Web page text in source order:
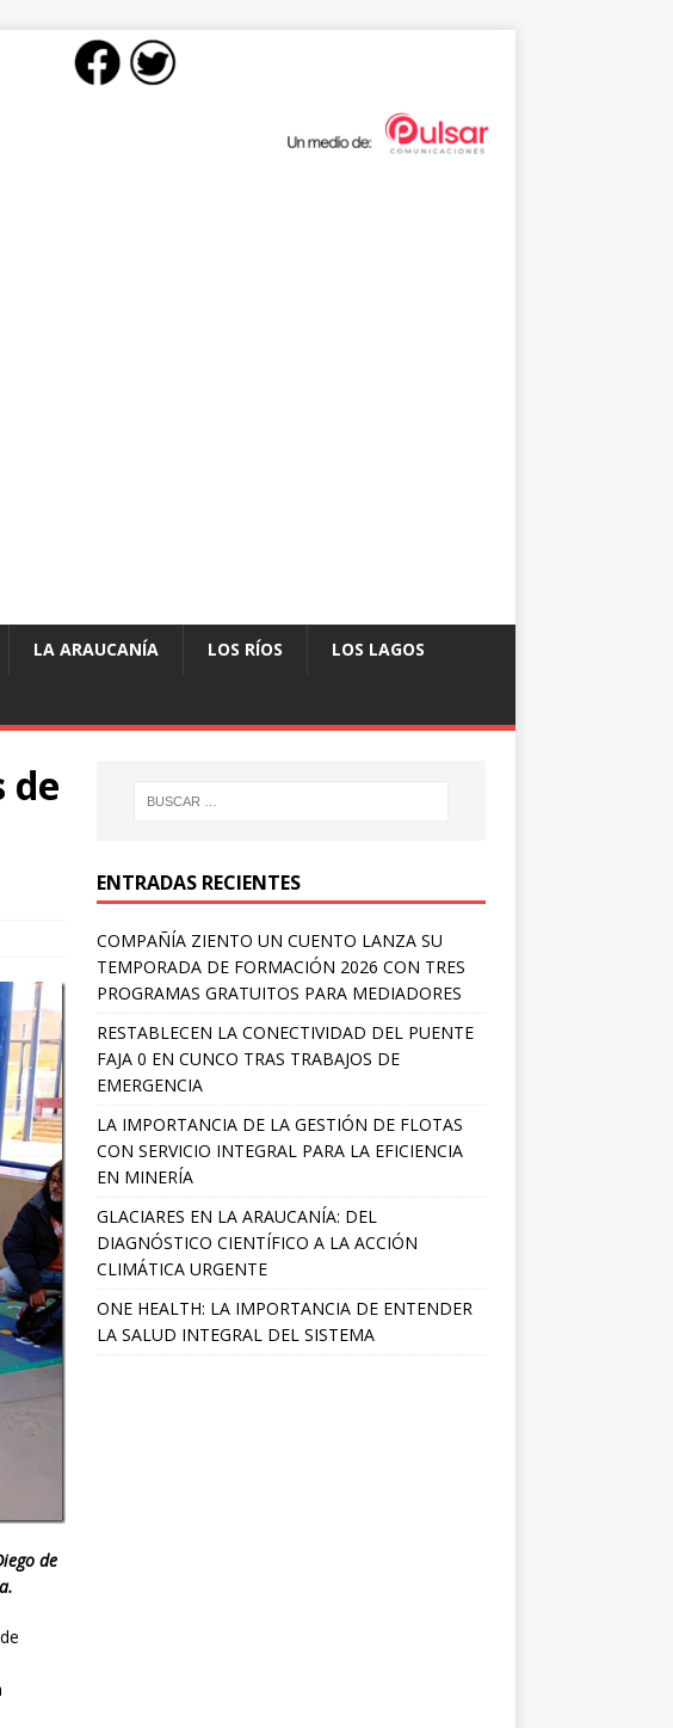
LA ARAUCANÍA LOS RÍOS LOS LAGOS
de
de
ENTRADAS RECIENTES
COMPAÑÍA ZIENTO UN CUENTO LANZA SU
TEMPORADA DE FORMACIÓN 2026 CON TRES
PROGRAMAS GRATUITOS PARA MEDIADORES
RESTABLECEN LA CONECTIVIDAD DEL PUENTE
FAJA 0 EN CUNCO TRAS TRABAJOS DE
EMERGENCIA
LA IMPORTANCIA DE LA GESTIÓN DE FLOTAS
CON SERVICIO INTEGRAL PARA LA EFICIENCIA
EN MINERÍA
GLACIARES EN LA ARAUCANÍA: DEL
DIAGNÓSTICO CIENTÍFICO A LA ACCIÓN
CLIMÁTICA URGENTE
ONE HEALTH: LA IMPORTANCIA DE ENTENDER
LA SALUD INTEGRAL DEL SISTEMA